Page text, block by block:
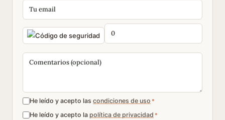
He leído y acepto las condiciones de uso *
He leído y acepto la política de privacidad *